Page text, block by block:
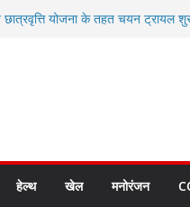
छात्रवृत्ति योजना के तहत चयन ट्रायल
कैडेट्स का हुआ है चयन
ताकत : मुख्यमंत्री पुष्कर सिंह धामी
संकल्प को करना होगा साकार- मुख्यमंत्री
हेल्थ खेल मनोरंजन